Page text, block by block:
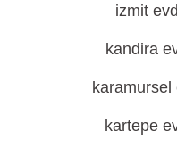
izmit
kandira
karamursel
kartepe